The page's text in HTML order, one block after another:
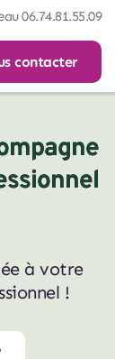
06.74.81.55.09
contacter
à votre
!